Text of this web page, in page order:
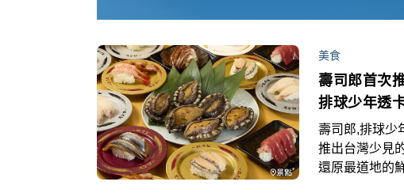
美食
壽司郎首次
排球少年透
壽司郎,排球少年,活鮑魚,
推出台灣少見
還原最道地的